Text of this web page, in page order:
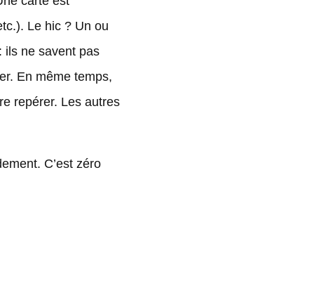
Le hic ? Un ou
ils ne savent pas
En même temps,
repérer. Les autres
C’est zéro